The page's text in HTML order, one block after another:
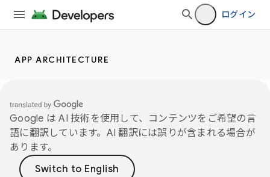
ログイン
APP ARCHITECTURE
Google は AI 技術を使用して、コンテンツをご希望の言
語に翻訳しています。AI 翻訳には誤りが含まれる場合が
あります。